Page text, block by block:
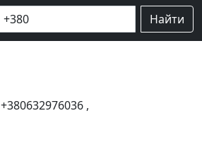
Найти
+380632976036 ,